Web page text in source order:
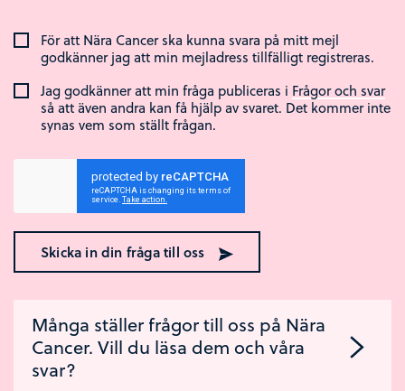
För att Nära Cancer ska kunna svara på mitt mejl
godkänner jag att min mejladress tillfälligt registreras.
Jag godkänner att min fråga publiceras i Frågor och svar
så att även andra kan få hjälp av svaret. Det kommer inte
synas vem som ställt frågan.
Skicka in din fråga till oss
Många ställer frågor till oss på Nära
Cancer. Vill du läsa dem och våra
svar?